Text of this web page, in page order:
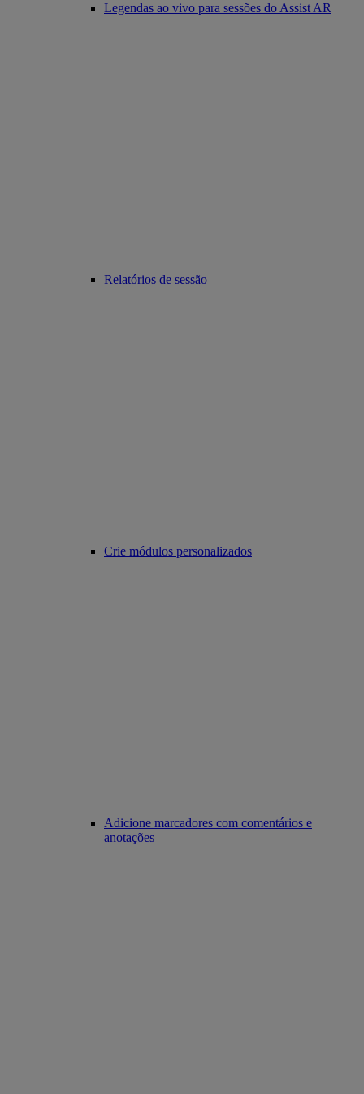
Legendas ao vivo para sessões do Assist AR
Relatórios de sessão
Crie módulos personalizados
Adicione marcadores com comentários e
anotações